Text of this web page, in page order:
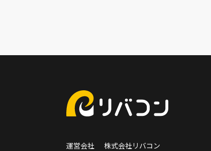
運営会社
株式会社リバコン